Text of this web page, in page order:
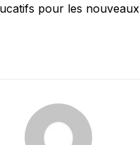
pour les nouveaux